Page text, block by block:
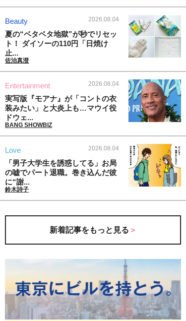
Beauty 2026.08.04
夏の“ベタベタ地獄”が秒でリセッ
ト！ ダイソーの110円「日焼け
止...
佐治真澄
Entertainment 2026.08.04
実写版『モアナ』が「コントの衣
装みたい」と大炎上も…マウイ役
ドウェ...
BANG SHOWBIZ
Love 2026.08.04
「男子大学生を誘惑してる」お局
の嘘でパート退職。巻き込んだ彼
に“謝...
鈴木詩子
新着記事をもっと見る